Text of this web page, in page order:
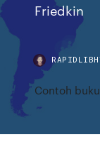
Friedkin
Contoh